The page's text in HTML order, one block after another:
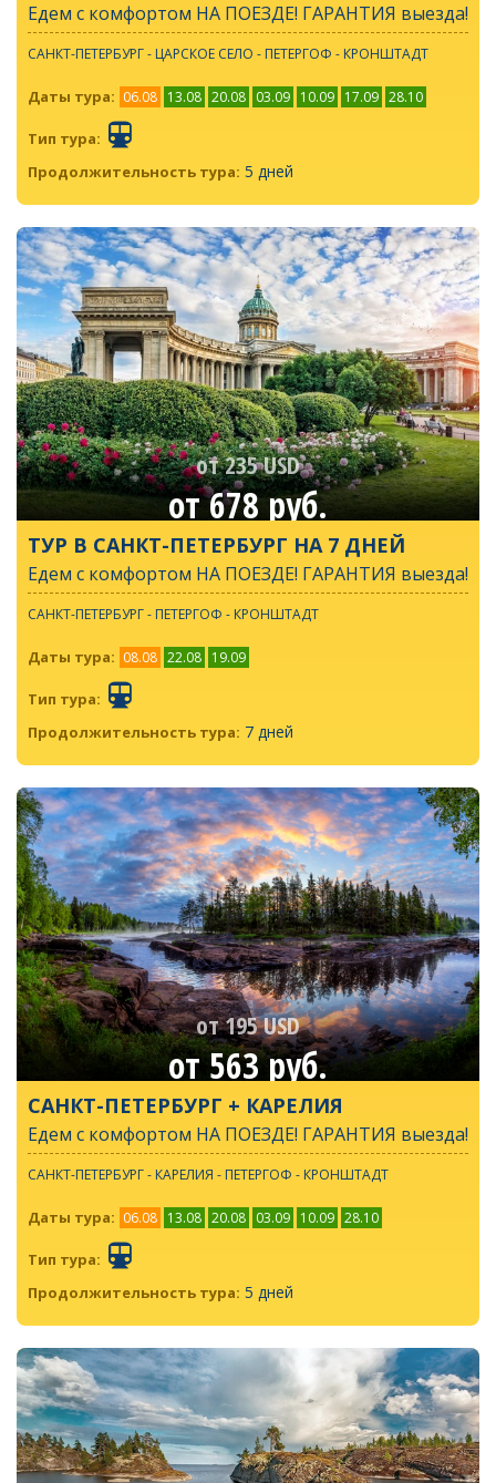
Едем с комфортом НА ПОЕЗДЕ! ГАРАНТИЯ выезда!
САНКТ-ПЕТЕРБУРГ - ЦАРСКОЕ СЕЛО - ПЕТЕРГОФ - КРОНШТАДТ
Даты тура: 06.08 13.08 20.08 03.09 10.09 17.09 28.10
Тип тура:
Продолжительность тура: 5 дней
от 235 USD
от 678 руб.
ТУР В САНКТ-ПЕТЕРБУРГ НА 7 ДНЕЙ
Едем с комфортом НА ПОЕЗДЕ! ГАРАНТИЯ выезда!
САНКТ-ПЕТЕРБУРГ - ПЕТЕРГОФ - КРОНШТАДТ
Даты тура: 08.08 22.08 19.09
Тип тура:
Продолжительность тура: 7 дней
от 195 USD
от 563 руб.
САНКТ-ПЕТЕРБУРГ + КАРЕЛИЯ
Едем с комфортом НА ПОЕЗДЕ! ГАРАНТИЯ выезда!
САНКТ-ПЕТЕРБУРГ - КАРЕЛИЯ - ПЕТЕРГОФ - КРОНШТАДТ
Даты тура: 06.08 13.08 20.08 03.09 10.09 28.10
Тип тура:
Продолжительность тура: 5 дней